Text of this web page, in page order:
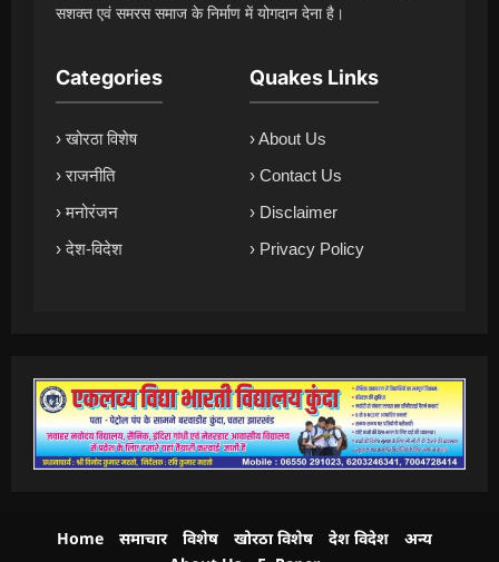
सशक्त एवं समरस समाज के निर्माण में योगदान देना है।
Categories
› खोरठा विशेष
› राजनीति
› मनोरंजन
› देश-विदेश
Quakes Links
› About Us
› Contact Us
› Disclaimer
› Privacy Policy
Home समाचार विशेष खोरठा विशेष देश विदेश
अन्य